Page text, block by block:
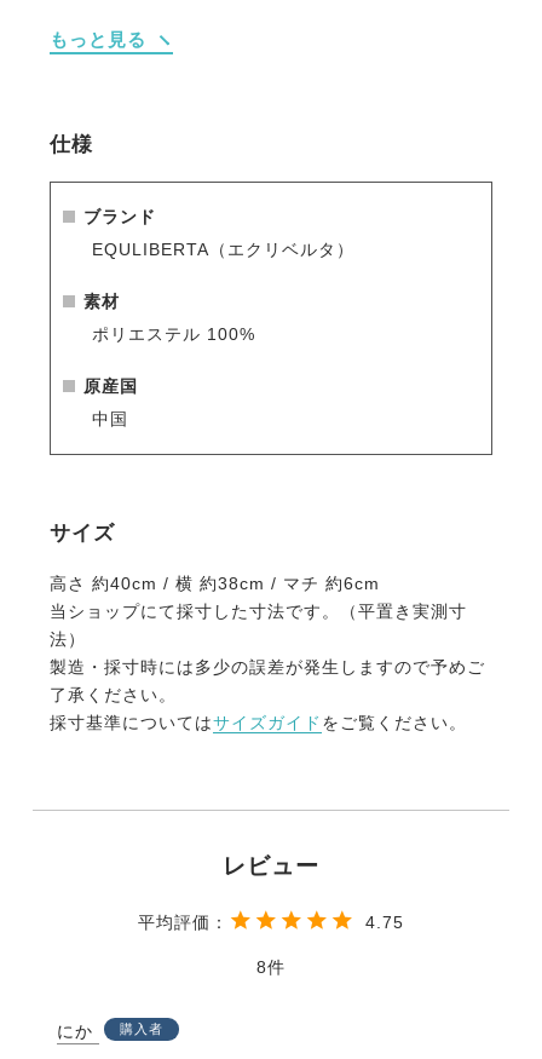
ッグにいれてエコバッグとしても役立ちます。
豊富なラインナップにも注目を。
EQULIBERTAバッグシリーズ >>
もっと見る
仕様
ブランド
EQULIBERTA（エクリベルタ）
素材
ポリエステル 100%
原産国
中国
サイズ
高さ 約40cm / 横 約38cm / マチ 約6cm
当ショップにて採寸した寸法です。（平置き実測寸
法）
製造・採寸時には多少の誤差が発生しますので予めご
了承ください。
採寸基準についてはサイズガイド をご覧ください。
4.75
8
にか 購入者